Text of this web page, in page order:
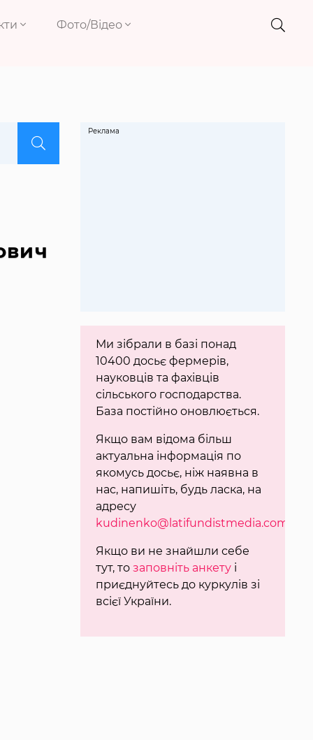
Фото/Відео
Ми зібрали в базі понад
10400 досьє фермерів,
науковців та фахівців
сільського господарства.
База постійно оновлюється.
Якщо вам відома більш
актуальна інформація по
якомусь досьє, ніж наявна в
нас, напишіть, будь ласка, на
адресу
kudinenko@latifundistmedia.com
Якщо ви не знайшли себе
тут, то заповніть анкетуі
приєднуйтесь до куркулів зі
всієї України.
Реклама